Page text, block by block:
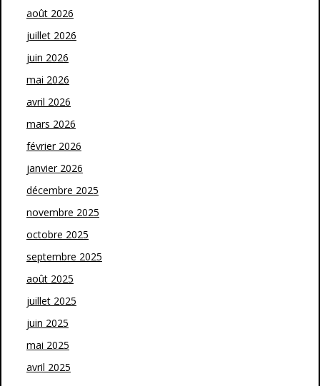
août 2026
juillet 2026
juin 2026
mai 2026
avril 2026
mars 2026
février 2026
janvier 2026
décembre 2025
novembre 2025
octobre 2025
septembre 2025
août 2025
juillet 2025
juin 2025
mai 2025
avril 2025